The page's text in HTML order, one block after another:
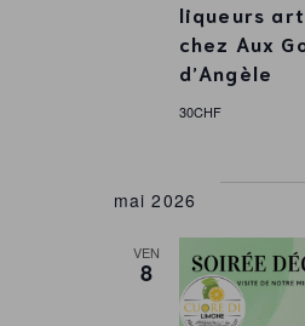
liqueurs
chez Aux
d’Angèle
30CHF
mai 2026
VEN
8